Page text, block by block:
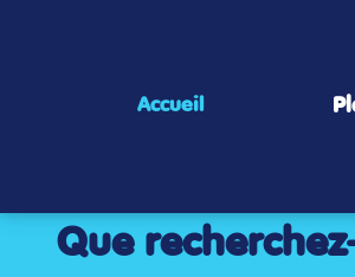
Accueil
Que